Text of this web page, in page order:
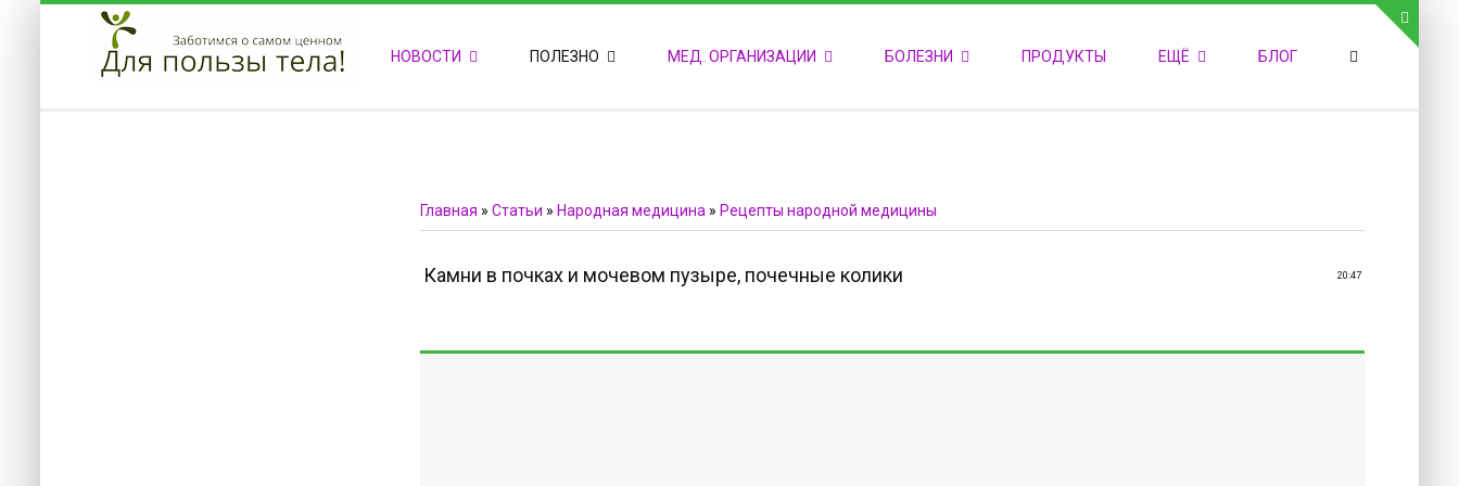
ПРИВЕТСТВУЕМ НА НАШЕМ САЙТЕ
Блок скоро обновится
ПОПУЛЯРНЫЕ НОВОСТИ СВЯЗЬ С АДМИНИСТРАЦИЕЙ САЙТА
Телефон:
НОВОСТИ ПОЛЕЗНО МЕД. ОРГАНИЗАЦИИ БОЛЕЗНИ ПРОДУКТЫ ЕЩЁ БЛОГ
Главная » Статьи » Народная медицина » Рецепты народной медицины
20:47
Камни в почках и мочевом пузыре, почечные колики